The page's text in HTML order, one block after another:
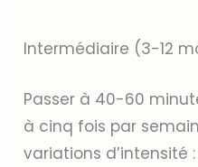
Intermédiaire (3-12
Passer à 40-60
à cinq fois par
variations d’intensité